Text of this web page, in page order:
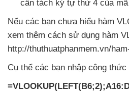
cần tách ký tự thứ 4 của
Nếu các bạn chưa hiểu hàm
xem thêm cách sử dụng hàm
http://thuthuatphanmem.vn/
Cụ thể các bạn nhập công